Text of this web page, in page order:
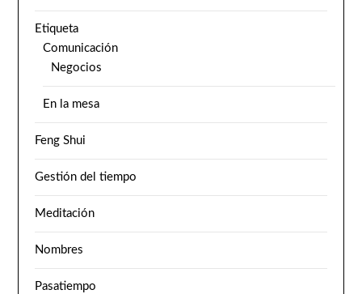
Etiqueta
Comunicación
Negocios
En la mesa
Feng Shui
Gestión del tiempo
Meditación
Nombres
Pasatiempo